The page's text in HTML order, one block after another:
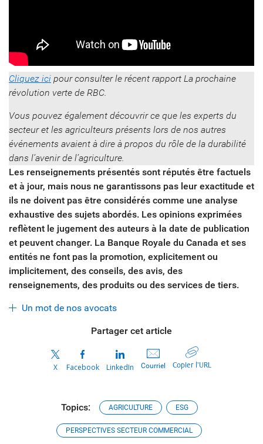
Cliquez ici pour consulter le récent rapport La prochaine
révolution verte de RBC.
Vous pouvez également découvrir ce que les experts du
secteur et les agriculteurs présents lors de nos autres
événements avaient à dire à propos du rôle de la durabilité
dans l’avenir de l’agriculture.
Les renseignements présentés sont réputés être factuels
et à jour, mais nous ne garantissons pas leur exactitude et
ils ne doivent pas être considérés comme une analyse
exhaustive des sujets abordés. Les opinions exprimées
reflètent le jugement des auteurs à la date de publication
et peuvent changer. La Banque Royale du Canada et ses
entités ne font pas la promotion, explicitement ou
implicitement, des conseils, des avis, des
renseignements, des produits ou des services de tiers.
Un mot de nos avocats
Partager cet article
X Facebook LinkedIn Courriel Copier l’URL
Topics: AGRICULTURE ESG
PERSPECTIVES SECTEUR COMMERCIAL